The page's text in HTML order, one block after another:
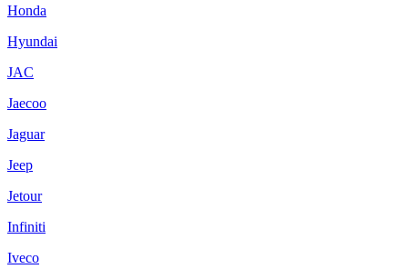
Honda
Hyundai
JAC
Jaecoo
Jaguar
Jeep
Jetour
Infiniti
Iveco